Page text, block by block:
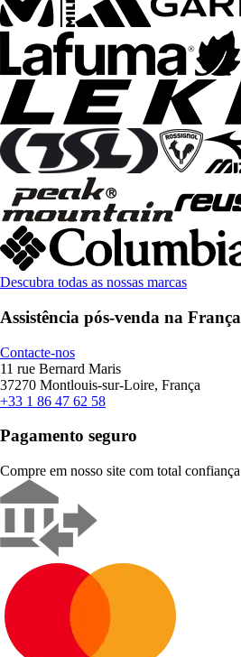
Descubra todas as nossas marcas
Assistência pós-venda na França
Contacte-nos
11 rue Bernard Maris
37270 Montlouis-sur-Loire, França
+33 1 86 47 62 58
Pagamento seguro
Compre em nosso site com total confiança